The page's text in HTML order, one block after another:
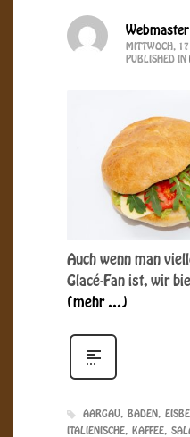
Webmaster
MITTWOCH,
PUBLISHED IN
Auch wenn man
Glacé-Fan ist, wir
(mehr …)
AARGAU BADEN
ITALIENISCHE
KAFFEE